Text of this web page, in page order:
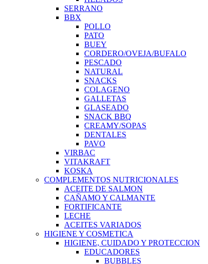
SERRANO
BBX
POLLO
PATO
BUEY
CORDERO/OVEJA/BUFALO
PESCADO
NATURAL
SNACKS
COLAGENO
GALLETAS
GLASEADO
SNACK BBQ
CREAMY/SOPAS
DENTALES
PAVO
VIRBAC
VITAKRAFT
KOSKA
COMPLEMENTOS NUTRICIONALES
ACEITE DE SALMON
CAÑAMO Y CALMANTE
FORTIFICANTE
LECHE
ACEITES VARIADOS
HIGIENE Y COSMETICA
HIGIENE, CUIDADO Y PROTECCION
EDUCADORES
BUBBLES